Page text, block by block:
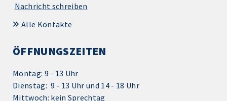
Nachricht schreiben
Alle Kontakte
ÖFFNUNGSZEITEN
Montag: 9 - 13 Uhr
Dienstag: 9 - 13 Uhr und 14 - 18 Uhr
Mittwoch: kein Sprechtag